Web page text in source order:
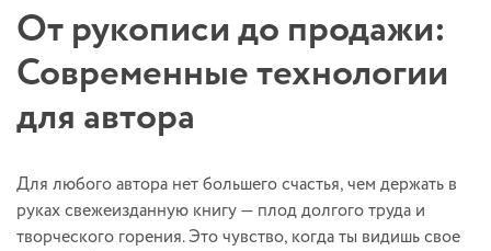
От рукописи до продажи:
Современные технологии
для автора
Для любого автора нет большего счастья, чем держать в
руках свежеизданную книгу — плод долгого труда и
творческого горения. Это чувство, когда ты видишь свое